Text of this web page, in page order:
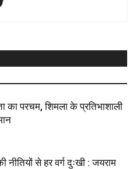
परचम, शिमला के प्रतिभाशाली
नीतियों से हर वर्ग दुःखी : जयराम